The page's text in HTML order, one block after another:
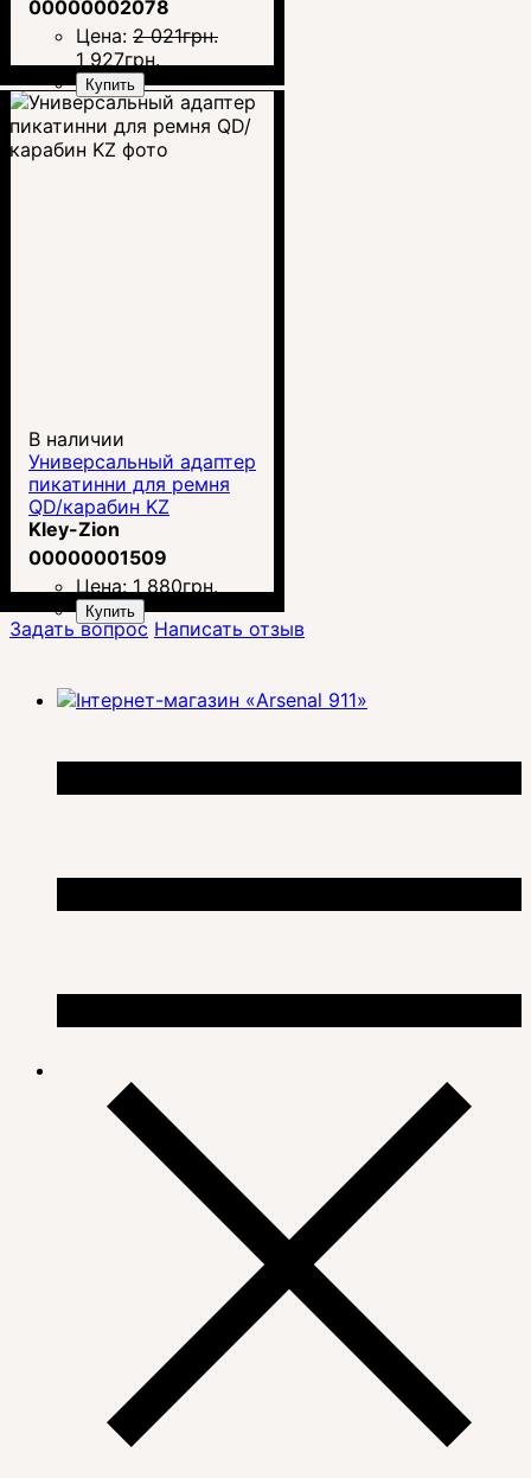
00000002078
Цена: 2 021грн.
1 927грн.
Купить
В наличии
Универсальный адаптер
пикатинни для ремня
QD/карабин KZ
Kley-Zion
00000001509
Цена: 1 880грн.
Купить
Задать вопрос Написать отзыв